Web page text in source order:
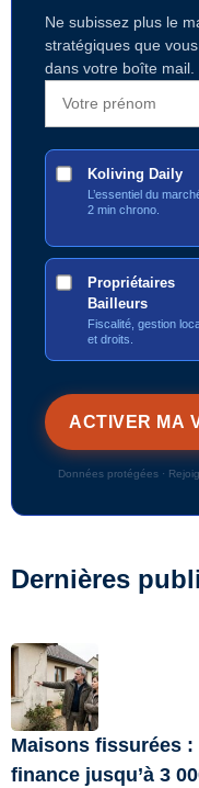
Ne subissez plus le
stratégiques que
dans votre boîte mail.
Koliving Daily
L’essentiel du
2 min chrono.
Propriétaires
Bailleurs
Fiscalité, gestion
et droits.
Données protégées ·
Dernières
Maisons fissurées
finance jusqu’à 3